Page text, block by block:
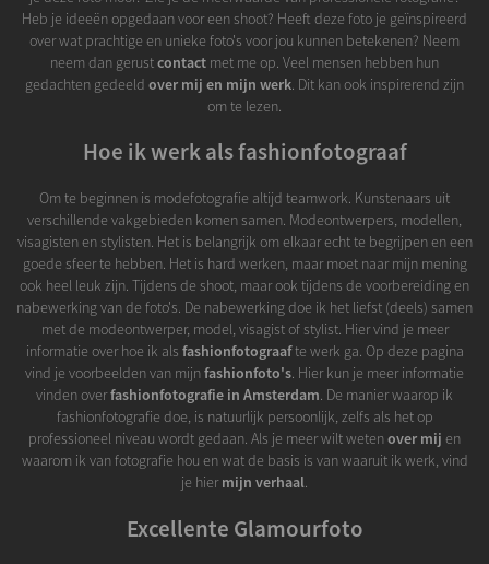
Heb je ideeën opgedaan voor een shoot? Heeft deze foto je geïnspireerd
over wat prachtige en unieke foto's voor jou kunnen betekenen? Neem
neem dan gerustcontact met me op. Veel mensen hebben hun
gedachten gedeeld over mij en mijn werk. Dit kan ook inspirerend zijn
om te lezen.
Hoe ik werk als fashionfotograaf
Om te beginnen is modefotografie altijd teamwork. Kunstenaars uit
verschillende vakgebieden komen samen. Modeontwerpers, modellen,
visagisten en stylisten. Het is belangrijk om elkaar echt te begrijpen en een
goede sfeer te hebben. Het is hard werken, maar moet naar mijn mening
ook heel leuk zijn. Tijdens de shoot, maar ook tijdens de voorbereiding en
nabewerking van de foto's. De nabewerking doe ik het liefst (deels) samen
met de modeontwerper, model, visagist of stylist. Hier vind je meer
informatie over hoe ik als fashionfotograafte werk ga. Op deze pagina
vind je voorbeelden van mijnfashionfoto's. Hier kun je meer informatie
vinden overfashionfotografie in Amsterdam. De manier waarop ik
fashionfotografie doe, is natuurlijk persoonlijk, zelfs als het op
professioneel niveau wordt gedaan. Als je meer wilt wetenover mij en
waarom ik van fotografie hou en wat de basis is van waaruit ik werk, vind
je hiermijn verhaal.
Excellente Glamourfoto